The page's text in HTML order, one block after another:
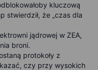
kluczową
stwierdził, że „czas dla
jądrowej w ZEA,
broni.
protokoły z
czy przy wysokich